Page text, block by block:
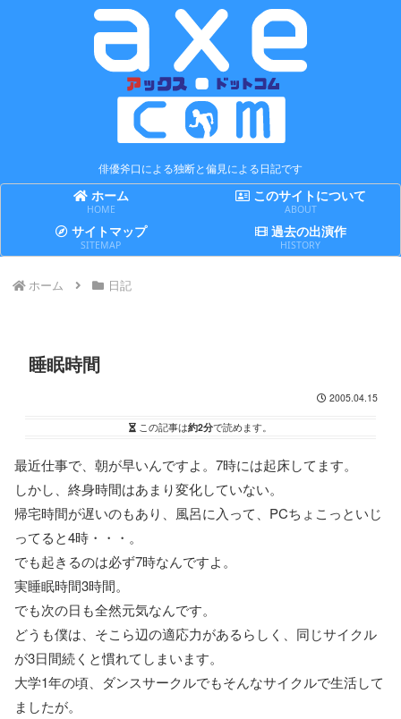
俳優斧口による独断と偏見による日記です
ホーム
HOME
このサイトについて
ABOUT
サイトマップ
SITEMAP
過去の出演作
HISTORY
ホーム 日記
睡眠時間
2005.04.15
この記事は約2分で読めます。
最近仕事で、朝が早いんですよ。7時には起床してます。
しかし、終身時間はあまり変化していない。
帰宅時間が遅いのもあり、風呂に入って、PCちょこっといじ
ってると4時・・・。
でも起きるのは必ず7時なんですよ。
実睡眠時間3時間。
でも次の日も全然元気なんです。
どうも僕は、そこら辺の適応力があるらしく、同じサイクル
が3日間続くと慣れてしまいます。
大学1年の頃、ダンスサークルでもそんなサイクルで生活して
ましたが。